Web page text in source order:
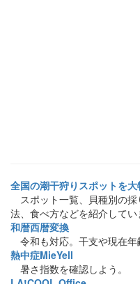
全国の潮干狩りスポットを大
スポット一覧、貝種別の
法、食べ方などを紹介してい
和暦西暦変換
令和も対応。干支や現在年
熱中症MieYell
暑さ指数を確認しよう。